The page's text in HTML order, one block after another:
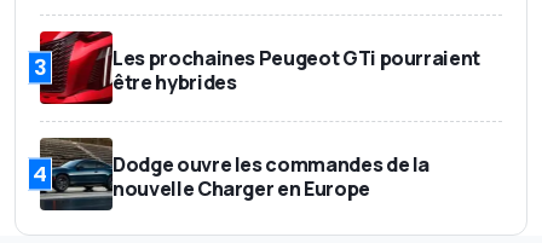
3
Les prochaines Peugeot GTi pourraient
être hybrides
4
Dodge ouvre les commandes de la
nouvelle Charger en Europe